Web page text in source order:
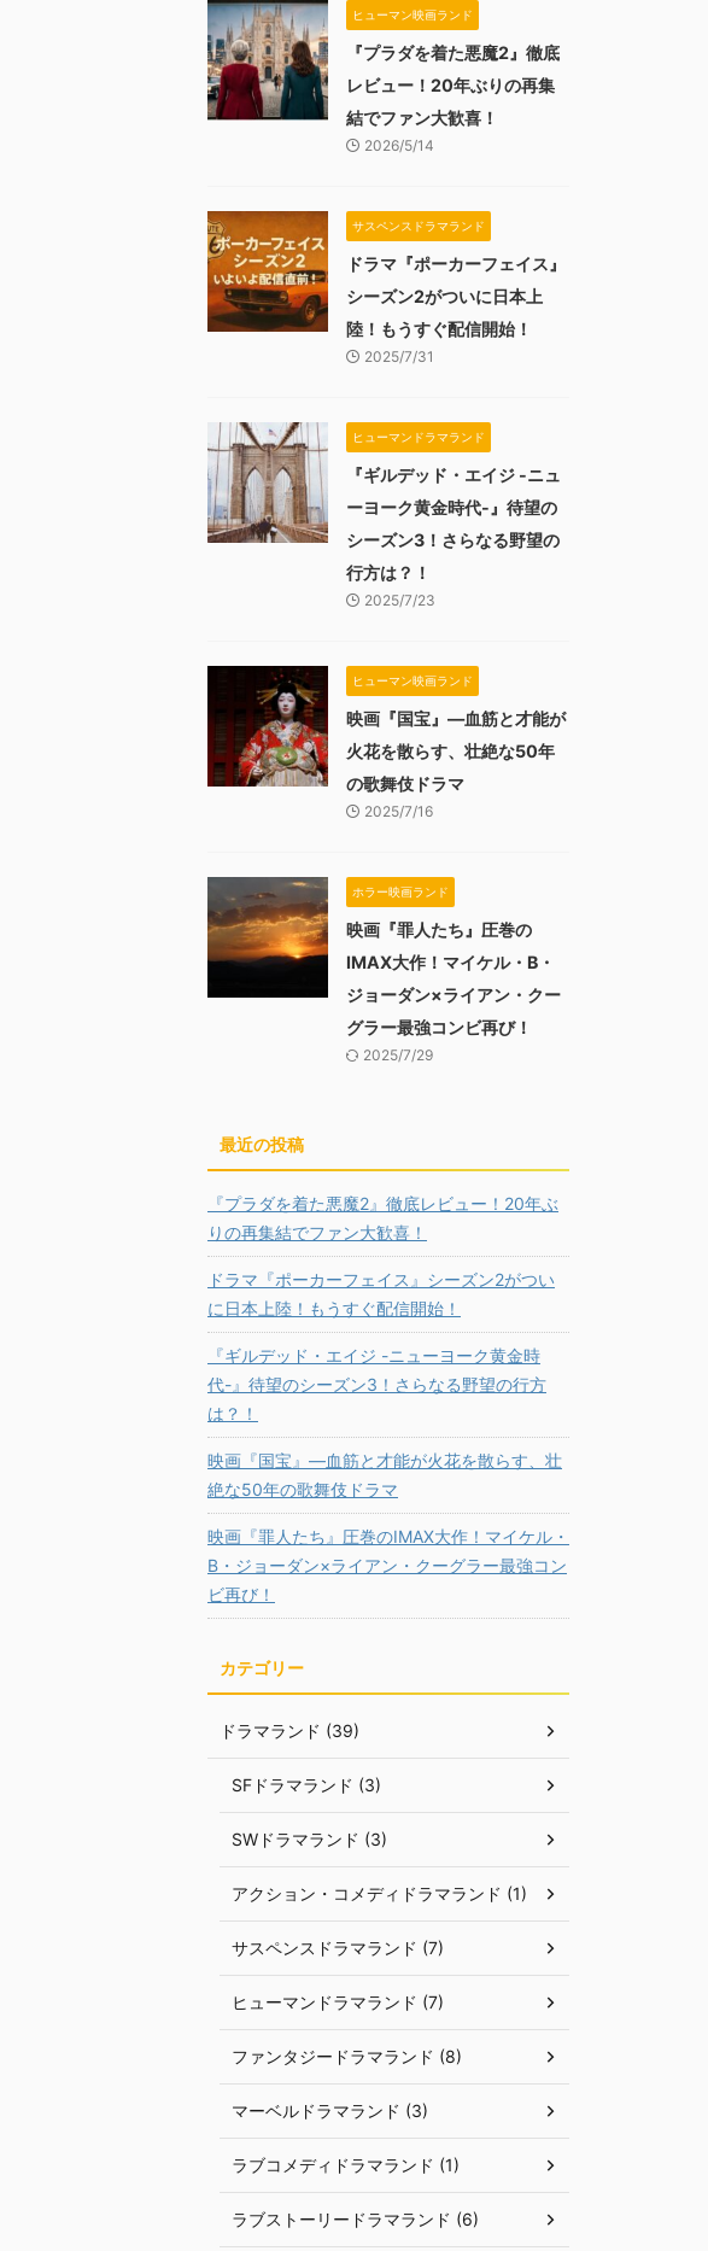
ヒューマン映画ランド
『プラダを着た悪魔2』徹底
レビュー！20年ぶりの再集
結でファン大歓喜！
2026/5/14
サスペンスドラマランド
ドラマ『ポーカーフェイス』
シーズン2がついに日本上
陸！もうすぐ配信開始！
2025/7/31
ヒューマンドラマランド
『ギルデッド・エイジ -ニュ
ーヨーク黄金時代-』待望の
シーズン3！さらなる野望の
行方は？！
2025/7/23
ヒューマン映画ランド
映画『国宝』―血筋と才能が
火花を散らす、壮絶な50年
の歌舞伎ドラマ
2025/7/16
ホラー映画ランド
映画『罪人たち』圧巻の
IMAX大作！マイケル・B・
ジョーダン×ライアン・クー
グラー最強コンビ再び！
2025/7/29
最近の投稿
『プラダを着た悪魔2』徹底レビュー！20年ぶ
りの再集結でファン大歓喜！
ドラマ『ポーカーフェイス』シーズン2がつい
に日本上陸！もうすぐ配信開始！
『ギルデッド・エイジ -ニューヨーク黄金時
代-』待望のシーズン3！さらなる野望の行方
は？！
映画『国宝』―血筋と才能が火花を散らす、壮
絶な50年の歌舞伎ドラマ
映画『罪人たち』圧巻のIMAX大作！マイケル・
B・ジョーダン×ライアン・クーグラー最強コン
ビ再び！
カテゴリー
ドラマランド (39)
SFドラマランド (3)
SWドラマランド (3)
アクション・コメディドラマランド (1)
サスペンスドラマランド (7)
ヒューマンドラマランド (7)
ファンタジードラマランド (8)
マーベルドラマランド (3)
ラブコメディドラマランド (1)
ラブストーリードラマランド (6)